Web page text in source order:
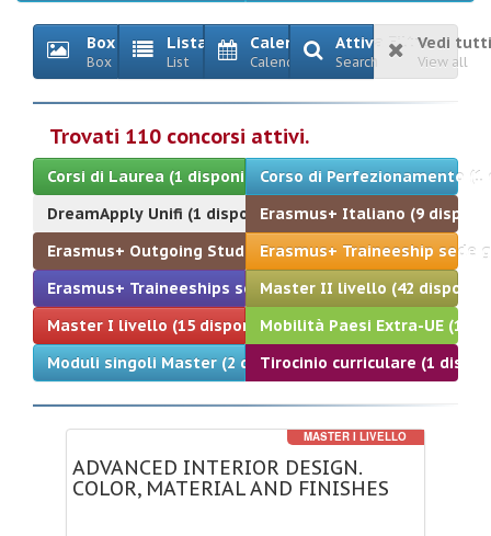
Box
Box
Lista
List
Calendario
Calendar
Attiva Filtro
Search
Vedi tutti
View all
Trovati 110 concorsi attivi.
Corsi di Laurea (1 disponibili)Corso di Perfezionamento (1
DreamApply Unifi (1 disponibili)Erasmus+ Italiano (9
Erasmus+ Outgoing Students (10 disponibili)
Erasmus+
Erasmus+ Traineeships sede nominale (10 disponibili)
Master II livello (42
Master I livello (15 disponibili)Mobilità Paesi Extra-UE (10
Moduli singoli Master (2 disponibili)Tirocinio curriculare (1
MASTER I LIVELLO
ADVANCED INTERIOR DESIGN.
COLOR, MATERIALAND FINISHES